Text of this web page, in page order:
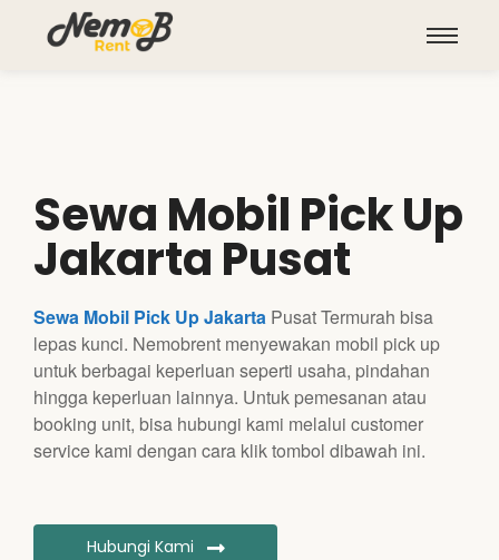
Sewa Mobil Pick Up
Jakarta Pusat
Sewa Mobil Pick Up Jakarta Pusat Termurah bisa
lepas kunci. Nemobrent menyewakan mobil pick up
untuk berbagai keperluan seperti usaha, pindahan
hingga keperluan lainnya. Untuk pemesanan atau
booking unit, bisa hubungi kami melalui customer
service kami dengan cara klik tombol dibawah ini.
Hubungi Kami